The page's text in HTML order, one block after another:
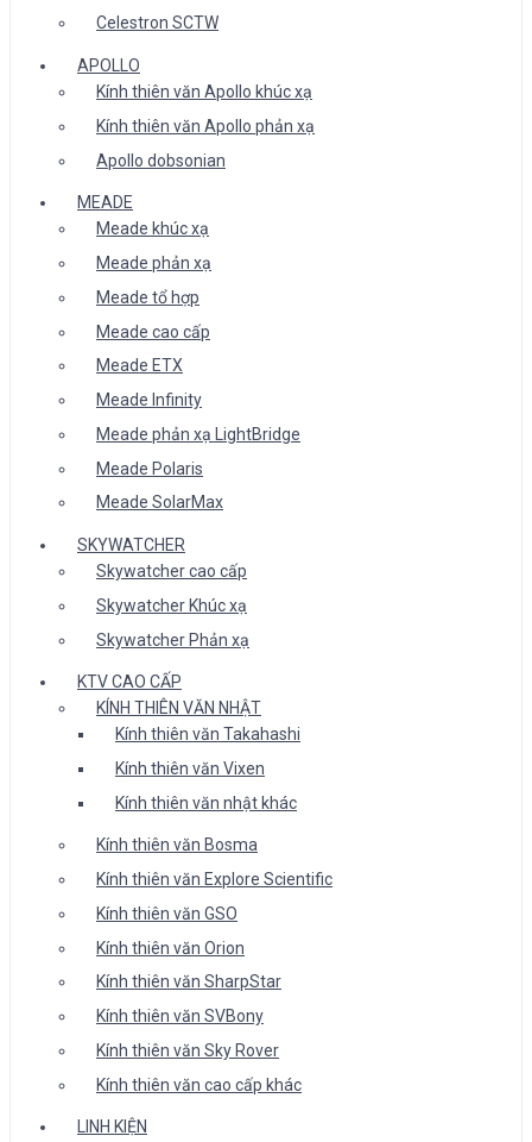
Celestron SCTW
APOLLO
Kính thiên văn Apollo khúc xạ
Kính thiên văn Apollo phản xạ
Apollo dobsonian
MEADE
Meade khúc xạ
Meade phản xạ
Meade tổ hợp
Meade cao cấp
Meade ETX
Meade Infinity
Meade phản xạ LightBridge
Meade Polaris
Meade SolarMax
SKYWATCHER
Skywatcher cao cấp
Skywatcher Khúc xạ
Skywatcher Phản xạ
KTV CAO CẤP
KÍNH THIÊN VĂN NHẬT
Kính thiên văn Takahashi
Kính thiên văn Vixen
Kính thiên văn nhật khác
Kính thiên văn Bosma
Kính thiên văn Explore Scientific
Kính thiên văn GSO
Kính thiên văn Orion
Kính thiên văn SharpStar
Kính thiên văn SVBony
Kính thiên văn Sky Rover
Kính thiên văn cao cấp khác
LINH KIỆN